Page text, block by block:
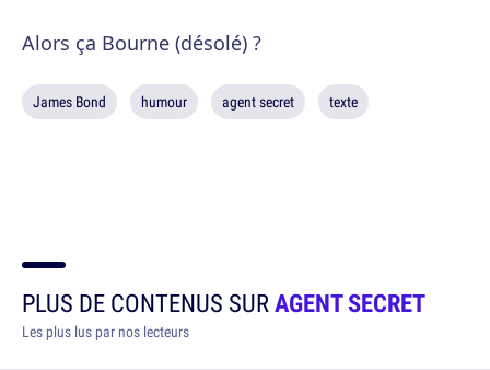
Alors ça Bourne (désolé) ?
James Bond humour agent secret texte
PLUS DE CONTENUS SURAGENT SECRET
Les plus lus par nos lecteurs